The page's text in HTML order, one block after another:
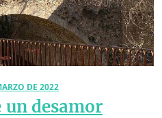
DE 2022
un desamor